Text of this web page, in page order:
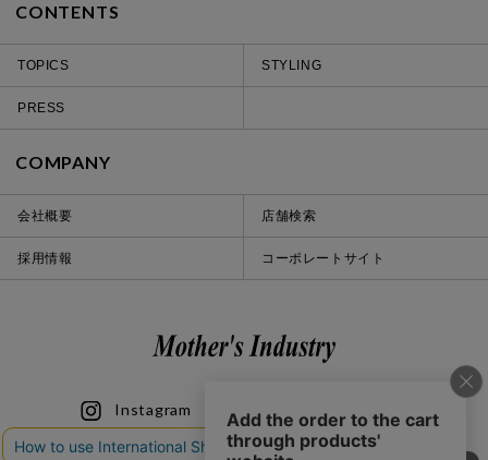
CONTENTS
TOPICS STYLING
PRESS
COMPANY
会社概要 店舗検索
採用情報 コーポレートサイト
Instagram LINE
iOS Android